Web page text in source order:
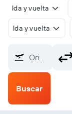
Ida y vuelta
Ida y vuelta
Origen
Buscar